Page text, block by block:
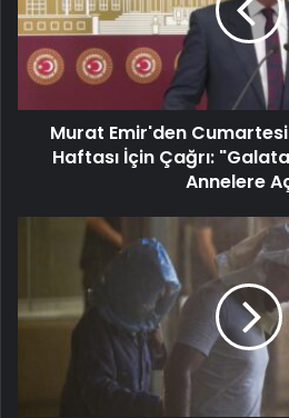
Murat Emir'den
Haftası İçin Çağrı:
Annelere